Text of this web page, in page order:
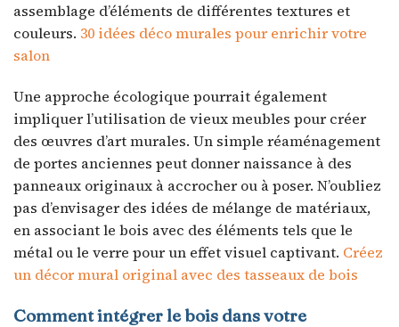
assemblage d’éléments de différentes textures et
couleurs. 30 idées déco murales pour enrichir votre
salon
Une approche écologique pourrait également
impliquer l’utilisation de vieux meubles pour créer
des œuvres d’art murales. Un simple réaménagement
de portes anciennes peut donner naissance à des
panneaux originaux à accrocher ou à poser. N’oubliez
pas d’envisager des idées de mélange de matériaux,
en associant le bois avec des éléments tels que le
métal ou le verre pour un effet visuel captivant. Créez
un décor mural original avec des tasseaux de bois
Comment intégrer le bois dans votre